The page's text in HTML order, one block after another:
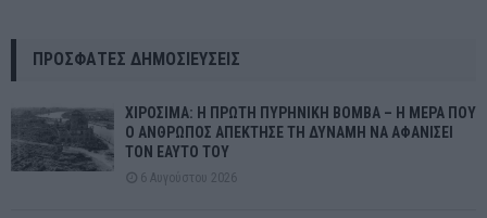
ΠΡΌΣΦΑΤΕΣ ΔΗΜΟΣΙΕΎΣΕΙΣ
ΧΙΡΟΣΙΜΑ: Η ΠΡΩΤΗ ΠΥΡΗΝΙΚΗ ΒΟΜΒΑ – Η ΜΕΡΑ ΠΟΥ
Ο ΑΝΘΡΩΠΟΣ ΑΠΕΚΤΗΣΕ ΤΗ ΔΥΝΑΜΗ ΝΑ ΑΦΑΝΙΣΕΙ
ΤΟΝ ΕΑΥΤΟ ΤΟΥ
6 Αυγούστου 2026